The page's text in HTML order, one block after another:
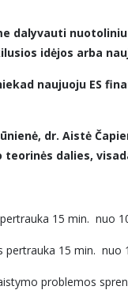
dalyvauti
idėjos arba
naujuoju ES
dr. Aistė
dalies,
15 min. nuo
15 min. nuo
problemos